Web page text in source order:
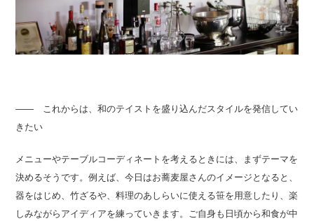
―― これからは、和のテイストを盛り込んだスタイルを発信してい
きたい
メニューやテーブルコーディネートを考えるときには、まずテーマを
決めるそうです。例えば、今日はお蕎麦屋さんのイメージとなると、
器をはじめ、竹ざるや、料理のあしらいに使える笹を用意したり、楽
しみながらアイディアを練っていきます。ご自身も日頃から和食が中